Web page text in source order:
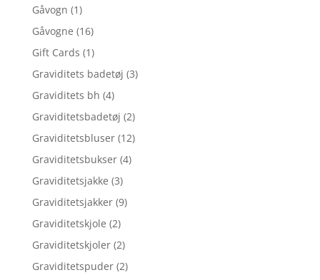
Gåvogn (1)
Gåvogne (16)
Gift Cards (1)
Graviditets badetøj (3)
Graviditets bh (4)
Graviditetsbadetøj (2)
Graviditetsbluser (12)
Graviditetsbukser (4)
Graviditetsjakke (3)
Graviditetsjakker (9)
Graviditetskjole (2)
Graviditetskjoler (2)
Graviditetspuder (2)